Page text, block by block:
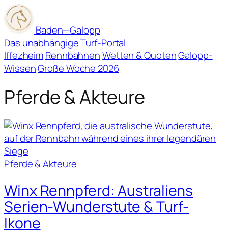
Baden—Galopp
Das unabhängige Turf-Portal
IffezheimRennbahnenWetten & QuotenGalopp-
WissenGroße Woche 2026
Pferde & Akteure
Pferde & Akteure
Winx Rennpferd: Australiens
Serien-Wunderstute & Turf-
Ikone